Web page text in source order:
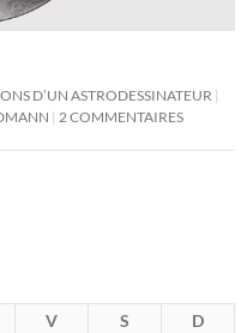
D’UN ASTRODESSINATEUR
2 COMMENTAIRES
V S
D